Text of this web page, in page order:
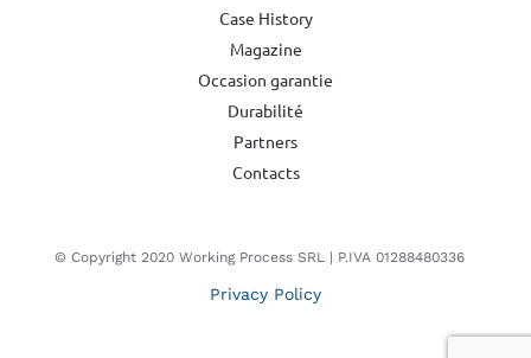
Case History
Magazine
Occasion garantie
Durabilité
Partners
Contacts
© Copyright 2020 Working Process SRL | P.IVA 01288480336
Privacy Policy